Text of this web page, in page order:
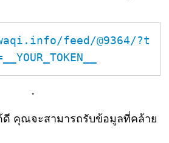
feed/@9364/?t
.
ดี คุณจะสามารถรับข้อมูลที่คล้าย